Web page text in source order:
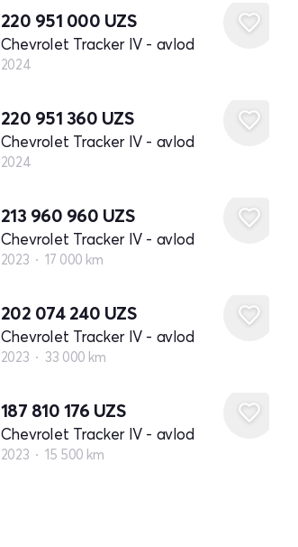
220 951 000 UZS
Chevrolet Tracker IV - avlod
2024
220 951 360 UZS
Chevrolet Tracker IV - avlod
2024
213 960 960 UZS
Chevrolet Tracker IV - avlod
2023 17 000 km
202 074 240 UZS
Chevrolet Tracker IV - avlod
2023 33 000 km
187 810 176 UZS
Chevrolet Tracker IV - avlod
2023 15 500 km